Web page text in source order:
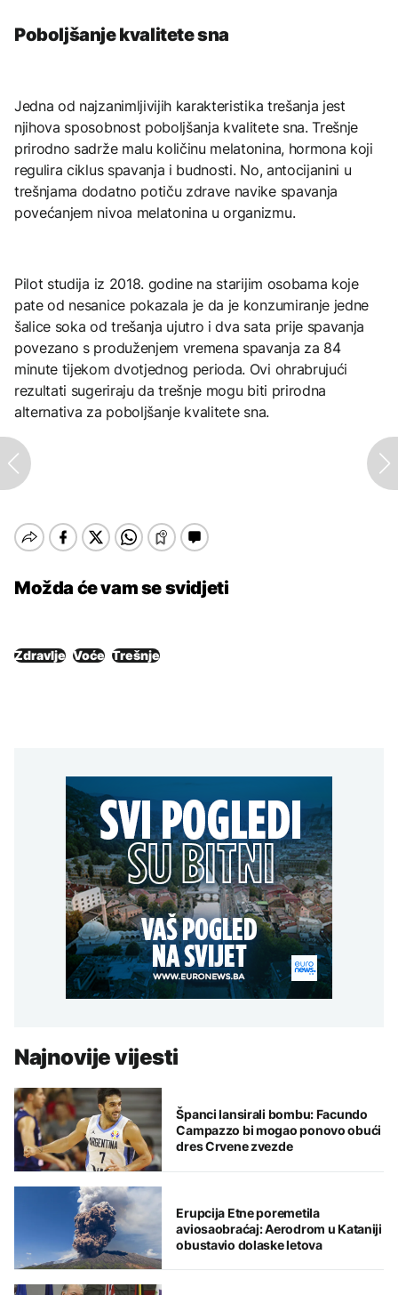
Poboljšanje kvalitete sna
Jedna od najzanimljivijih karakteristika trešanja jest
njihova sposobnost poboljšanja kvalitete sna. Trešnje
prirodno sadrže malu količinu melatonina, hormona koji
regulira ciklus spavanja i budnosti. No, antocijanini u
trešnjama dodatno potiču zdrave navike spavanja
povećanjem nivoa melatonina u organizmu.
Pilot studija iz 2018. godine na starijim osobama koje
pate od nesanice pokazala je da je konzumiranje jedne
šalice soka od trešanja ujutro i dva sata prije spavanja
povezano s produženjem vremena spavanja za 84
minute tijekom dvotjednog perioda. Ovi ohrabrujući
rezultati sugeriraju da trešnje mogu biti prirodna
alternativa za poboljšanje kvalitete sna.
Možda će vam se svidjeti
Zdravlje Voće Trešnje
Najnovije vijesti
Španci lansirali bombu: Facundo
Campazzo bi mogao ponovo obući
dres Crvene zvezde
Erupcija Etne poremetila
aviosaobraćaj: Aerodrom u Kataniji
obustavio dolaske letova